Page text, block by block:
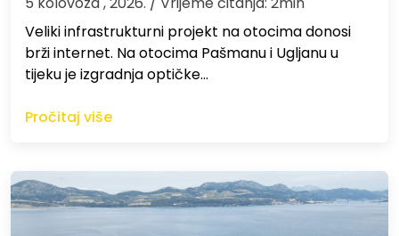
Veliki infrastrukturni projekt na otocima donosi
brži internet. Na otocima Pašmanu i Ugljanu u
tijeku je izgradnja optičke…
Pročitaj više